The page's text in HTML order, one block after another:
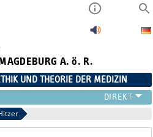
A. ö. R.
UND THEORIE DER MEDIZIN